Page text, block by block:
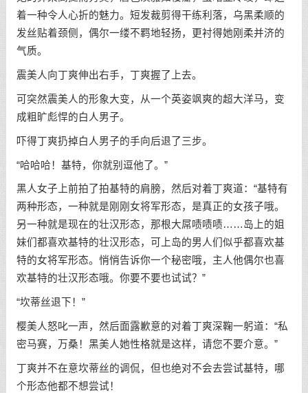
着一种令人心折的魅力。短发裁剪得干练利落，乌黑柔顺的
发丝贴着颈侧，偶尔一缕不羁地轻扬，更衬得她刚柔并济的
气质。
震美人向丁爽伸出右手，丁爽握了上去。
可突然震美人的形象大变，从一个英姿飒爽的超大洋马，变
成粗旷彪悍的白人男子。
吓得丁爽扔掉白人男子的手向后退了三步。
“哈哈哈！基特，你就别逗他了。”
黑人女子上前拍了拍基特的肩膀，然后对着丁爽道：“基特有
两种形态，一种就是刚刚女将军形态，是真正的女孩子哦。
另一种就是现在的壮汉形态，那根大屌啧啧啧……岛上的姐
妹们都喜欢基特的壮汉形态，可上岛的男人们似乎都喜欢基
特的女将军形态。悄悄告诉你一个秘密哦，主人他偶尔也喜
欢基特的壮汉形态哦。你要不要也试试？”
“坎蒂丝退下！”
樱美人怒叱一声，然后面露歉意的对着丁爽深鞠一躬道：“私
密马赛，万桑！黑美人她性格就是这样，请您不要介意。”
丁爽并不在意坎蒂丝的调侃，但也绝对不会去尝试基特，哪
个形态他都不想尝试！